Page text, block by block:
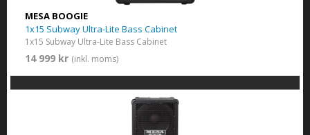
MESA BOOGIE
1x15 Subway Ultra-Lite Bass Cabinet
1x15 Subway Ultra-Lite Bass Cabinet
14 999 kr (inkl. moms)